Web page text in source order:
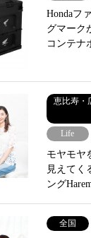
Hondaフ
グマーク
コンテナ
恵比寿・
Life
モヤモヤ
見えてく
ング
全国